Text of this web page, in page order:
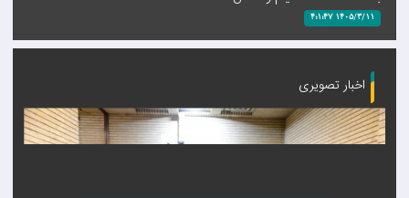
1405/3/11 4:1:47
سخنگوی دولت تکلیف زمان وصل شدن اینترنت بین‌الملل را مشخص
کرد / اینترنت پرو مصوبه کدام نهاد است؟ / فیلم
1405/2/23 0:6:37
اخبار تصویری